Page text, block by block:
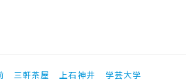
三軒茶屋 上石神井
学芸大学